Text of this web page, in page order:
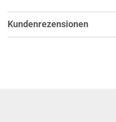
Kundenrezensionen